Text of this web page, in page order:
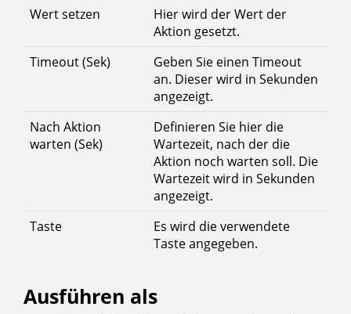
Wert setzen
Hier wird der Wert der
Aktion gesetzt.
Timeout (Sek)
Geben Sie einen Timeout
an. Dieser wird in Sekunden
angezeigt.
Nach Aktion
warten (Sek)
Definieren Sie hier die
Wartezeit, nach der die
Aktion noch warten soll. Die
Wartezeit wird in Sekunden
angezeigt.
Taste
Es wird die verwendete
Taste angegeben.
Ausführen als